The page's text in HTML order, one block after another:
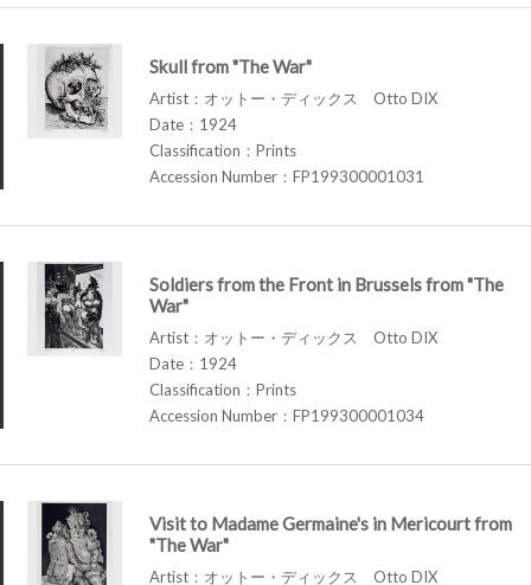
Skull from "The War"
Artist：オットー・ディックス Otto DIX
Date：1924
Classification：Prints
Accession Number：FP199300001031
Soldiers from the Front in Brussels from "The
War"
Artist：オットー・ディックス Otto DIX
Date：1924
Classification：Prints
Accession Number：FP199300001034
Visit to Madame Germaine's in Mericourt from
"The War"
Artist：オットー・ディックス Otto DIX